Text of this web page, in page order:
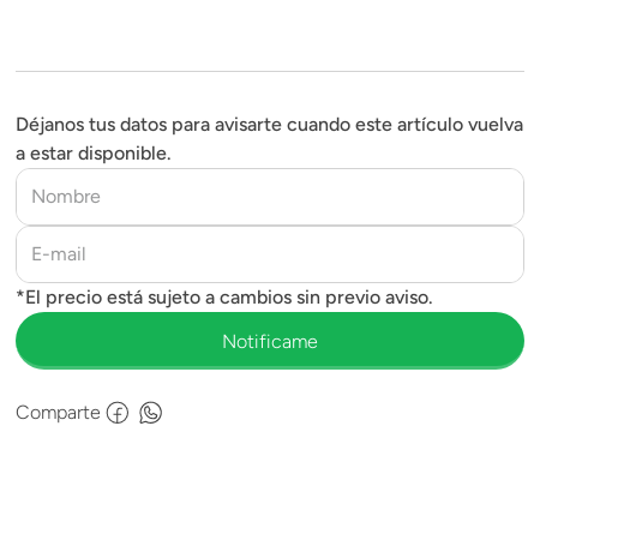
Déjanos tus datos para avisarte cuando este artículo vuelva
a estar disponible.
Comparte